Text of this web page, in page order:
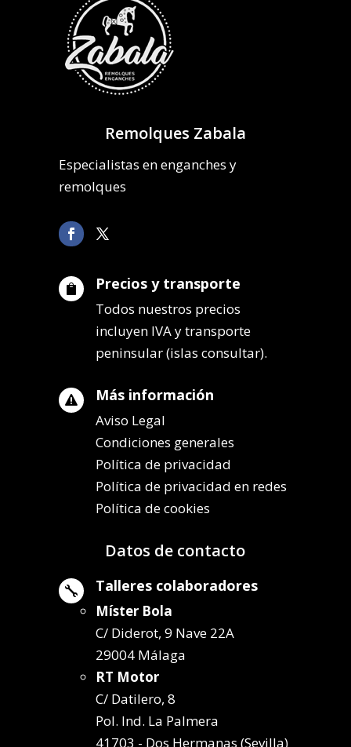
Remolques Zabala
Especialistas en enganches y
remolques
 Precios y transporte
Todos nuestros precios
incluyen IVA y transporte
peninsular (islas consultar).
 Más información
Aviso Legal
Condiciones generales
Política de privacidad
Política de privacidad en redes
Política de cookies
Datos de contacto
 Talleres colaboradores
Míster Bola
C/ Diderot, 9 Nave 22A
29004 Málaga
RT Motor
C/ Datilero, 8
Pol. Ind. La Palmera
41703 - Dos Hermanas (Sevilla)